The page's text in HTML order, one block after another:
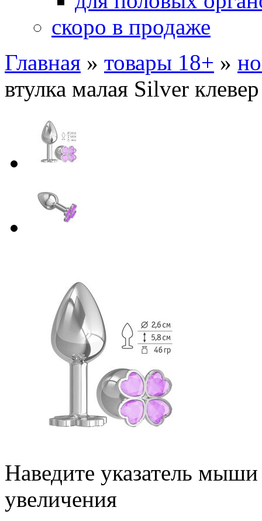
скоро в продаже
Главная » товары 18+ »
втулка малая Silver
Наведите указатель
увеличения